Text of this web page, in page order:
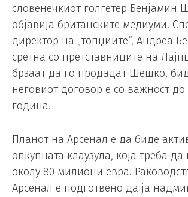
словенечкиот голгетер Бенјамин
објавија британските медиуми.
директор на „топџиите“, Андреа
сретна со претставниците на
брзаат да го продадат Шешко,
неговиот договор е со важност до
година.
Планот на Арсенал е да биде
опкупната клаузула, која треба да
околу 80 милиони евра.
Арсенал е подготвено да ја